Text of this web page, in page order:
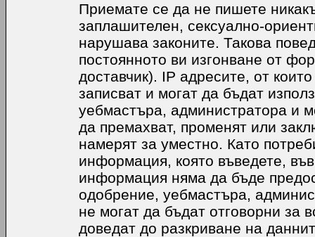
Приемате се да не пишете
заплашителен, сексуално-
нарушава законите. Такова
постоянното ви изгонване от
доставчик). IP адресите, от
записват и могат да бъдат
уебмастъра, администратора и
да премахват, променят или
намерят за уместно. Като
информация, която въведете,
информация няма да бъде
одобрение, уебмастъра,
не могат да бъдат отговорни за
доведат до разкриване на